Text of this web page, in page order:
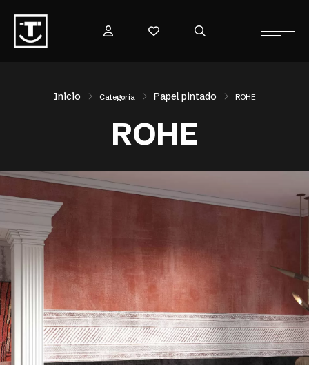
Inicio Categoría Papel pintado ROHE
ROHE